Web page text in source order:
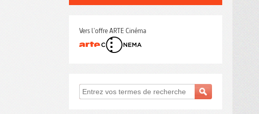
Vers l'offre ARTE Cinéma